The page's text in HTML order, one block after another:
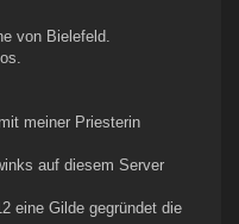
von Bielefeld.
meiner Priesterin
auf diesem Server
eine Gilde gegründet die